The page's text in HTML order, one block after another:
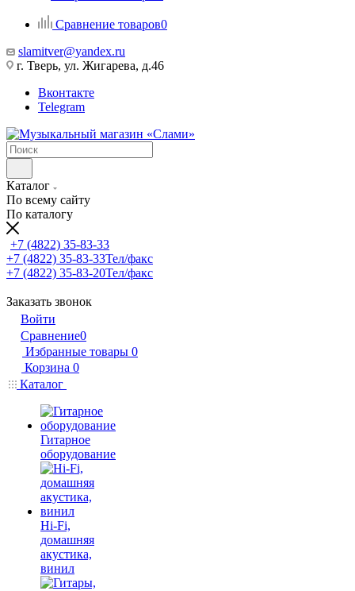
Сравнение товаров0
slamitver@yandex.ru
г. Тверь, ул. Жигарева, д.46
Вконтакте
Telegram
Каталог
По всему сайту
По каталогу
+7 (4822) 35-83-33
+7 (4822) 35-83-33Тел/факс
+7 (4822) 35-83-20Тел/факс
Заказать звонок
Войти
Сравнение0
Избранные товары 0
Корзина 0
Каталог
Гитарное
оборудование
Hi-Fi,
домашняя
акустика,
винил